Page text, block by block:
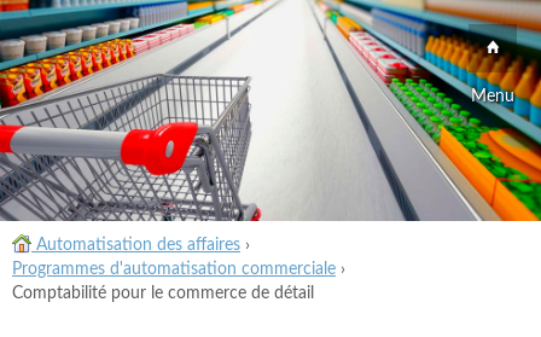
Menu
Automatisation des affaires ›
Programmes d'automatisation commerciale ›
Comptabilité pour le commerce de détail